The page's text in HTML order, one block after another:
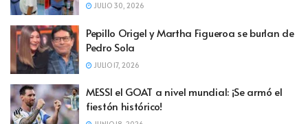
JULIO 30, 2026
Pepillo Origel y Martha Figueroa se burlan de
Pedro Sola
JULIO 17, 2026
MESSI el GOAT a nivel mundial: ¡Se armó el
fiestón histórico!